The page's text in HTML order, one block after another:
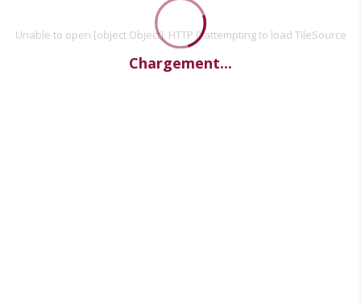
Unable to open [object Object]: HTTP 0 attempting to load TileSource
Chargement...